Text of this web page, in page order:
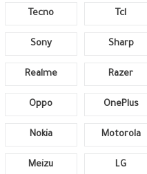
Tecno Tcl
Sony Sharp
Realme Razer
Oppo OnePlus
Nokia Motorola
Meizu LG